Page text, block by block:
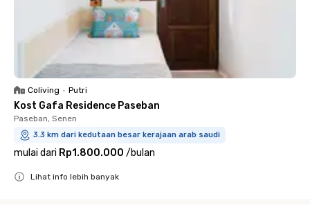
Coliving • Putri
Kost Gafa Residence Paseban
Paseban, Senen
3.3 km dari kedutaan besar kerajaan arab saudi
mulai dari Rp1.800.000 /bulan
Lihat info lebih banyak